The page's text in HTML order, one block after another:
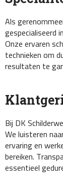
Als
gespecialiseerd
Onze ervaren
technieken om
resultaten te
Bij DK
We luisteren
ervaring en
bereiken.
essentieel